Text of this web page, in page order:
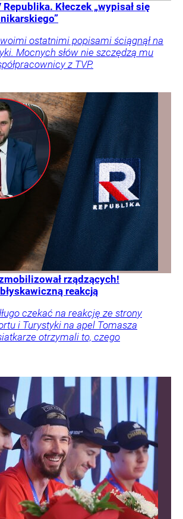
Republika. Kłeczek „wypisał się
ostatnimi popisami ściągnął na
Mocnych słów nie szczędzą mu
z TVP.
rządzących!
reakcją
czekać na reakcję ze strony
i Turystyki na apel Tomasza
otrzymali to, czego